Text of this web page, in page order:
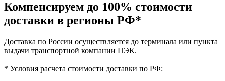
Компенсируем до 100% стоимости
доставки в регионы РФ*
Доставка по России осуществляется до терминала или пункта
выдачи транспортной компании ПЭК.
* Условия расчета стоимости доставки по РФ: